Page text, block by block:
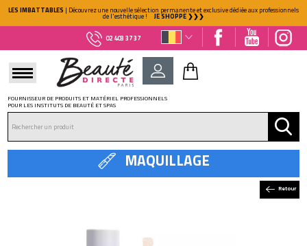
LES IMBATTABLES | Découvrez une nouvelle sélection permanente et exclusive dédiée aux professionnels
de l'esthétique ! JE SHOPPE ❯❯❯
02 403 37 37
FOURNISSEUR DE PRODUITS ET MATÉRIEL PROFESSIONNELS
POUR LES INSTITUTS DE BEAUTÉ ET SPAS
Retour
MAQUILLAGE